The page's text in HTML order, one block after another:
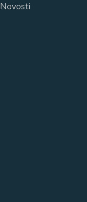
Novosti